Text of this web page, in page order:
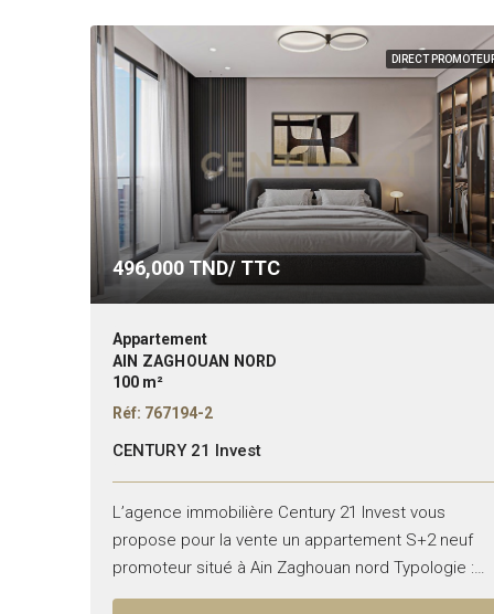
DIRECT
496,000TND/ TTC
Appartement
AIN ZAGHOUAN NORD
100 m²
Réf: 767194-2
CENTURY 21 Invest
L’agence immobilière Century 21 Invest vous
propose pour la vente un appartement S+2 neuf
promoteur situé à Ain Zaghouan nord Typologie :
S+2 Superficie : 100 m² Il se compose de :...